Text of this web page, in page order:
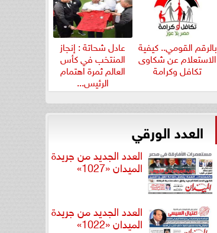
بالرقم القومي.. كيفية
الاستعلام عن شكاوى
تكافل وكرامة
عادل شحاتة : إنجاز
المنتخب في كأس
العالم ثمرة اهتمام
الرئيس...
العدد الورقي
العدد الجديد من جريدة
الميدان «1027»
العدد الجديد من جريدة
الميدان «1022»